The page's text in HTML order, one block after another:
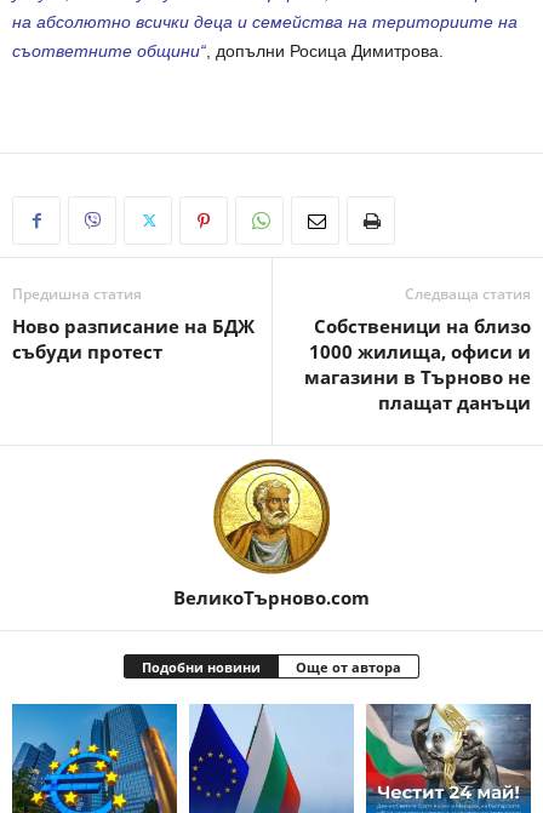
на абсолютно всички деца и семейства на териториите на
съответните общини“, допълни Росица Димитрова.
Предишна статия
Ново разписание на БДЖ
събуди протест
Следваща статия
Собственици на близо
1000 жилища, офиси и
магазини в Търново не
плащат данъци
ВеликоТърново.com
Подобни новини Още от автора